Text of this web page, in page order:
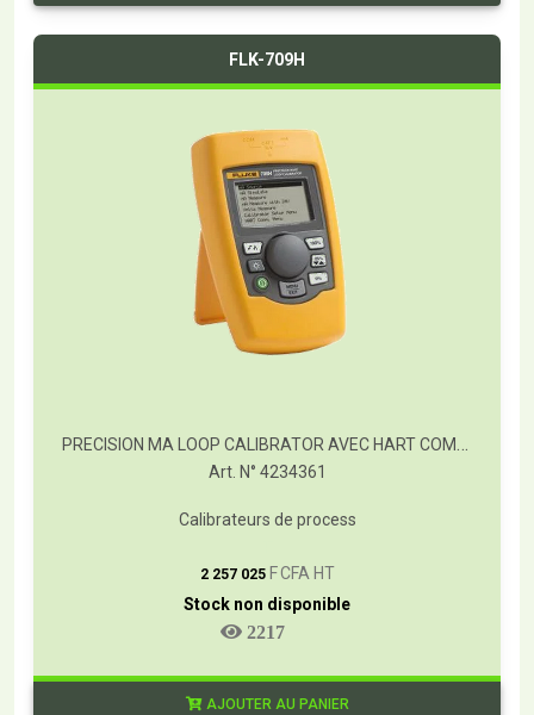
FLK-709H
PRECISION MA LOOP CALIBRATOR AVEC HART COMMUNICATIONS / DIAGNOSTICS
Art. N° 4234361
Calibrateurs de process
2 257 025 F CFA HT
Stock non disponible
2217
AJOUTER AU PANIER